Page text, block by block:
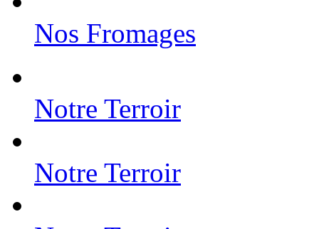
Nos Fromages
Notre Terroir
Notre Terroir